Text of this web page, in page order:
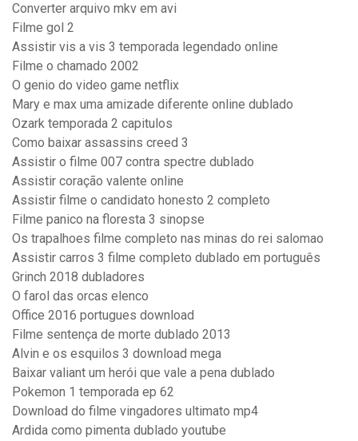
Converter arquivo mkv em avi
Filme gol 2
Assistir vis a vis 3 temporada legendado online
Filme o chamado 2002
O genio do video game netflix
Mary e max uma amizade diferente online dublado
Ozark temporada 2 capitulos
Como baixar assassins creed 3
Assistir o filme 007 contra spectre dublado
Assistir coração valente online
Assistir filme o candidato honesto 2 completo
Filme panico na floresta 3 sinopse
Os trapalhoes filme completo nas minas do rei salomao
Assistir carros 3 filme completo dublado em português
Grinch 2018 dubladores
O farol das orcas elenco
Office 2016 portugues download
Filme sentença de morte dublado 2013
Alvin e os esquilos 3 download mega
Baixar valiant um herói que vale a pena dublado
Pokemon 1 temporada ep 62
Download do filme vingadores ultimato mp4
Ardida como pimenta dublado youtube